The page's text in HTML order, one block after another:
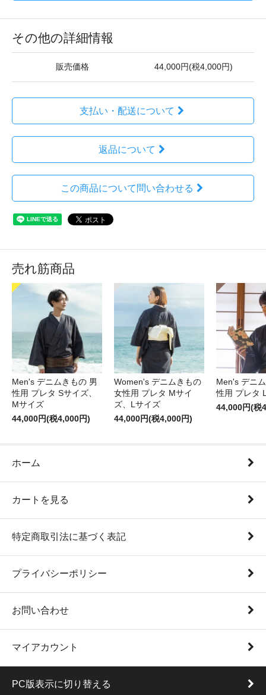
その他の詳細情報
販売価格 44,000円(税4,000円)
支払い・配送について
返品について
この商品について問い合わせる
売れ筋商品
Men's デニムきもの 男
性用 プレタ Sサイズ、
Mサイズ
44,000円(税4,000円)
Women's デニムきもの
女性用 プレタ Mサイ
ズ、Lサイズ
44,000円(税4,000円)
Men's デニ
性用 プレタ
44,000円(税
ホーム
カートを見る
特定商取引法に基づく表記
プライバシーポリシー
お問い合わせ
マイアカウント
PC版表示に切り替える